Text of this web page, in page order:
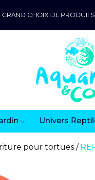
GRAND CHOIX DE PRODUITS
Univers
pour tortues